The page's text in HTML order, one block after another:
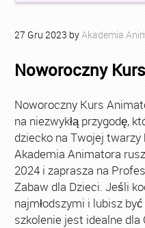
27 Gru 2023 byAkademia
Noworoczny
Noworoczny Kurs
na niezwykłą przygodę,
dziecko na Twojej twarzy
Akademia Animatora
2024 i zaprasza na
Zabaw dla Dzieci. Jeśli
najmłodszymi i lubisz
szkolenie jest idealne dla